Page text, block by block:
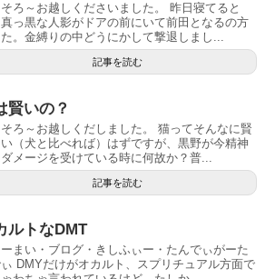
ろ～お越しくださいました。 昨日寝てると
真っ黒な人影がドアの前にいて前田となるの方
。金縛りの中どうにかして撃退しまし...
記事を読む
賢いの？
ろ～お越しくだしました。 猫ってそんなに賢
い（犬と比べれば）はずですが、黒野が今精神
メージを受けている時に何故か？普...
記事を読む
ルトなDMT
ーまい・ブログ・きしふぃー・たんでぃがーた
DMYだけがオカルト、スプリチュアル方面で